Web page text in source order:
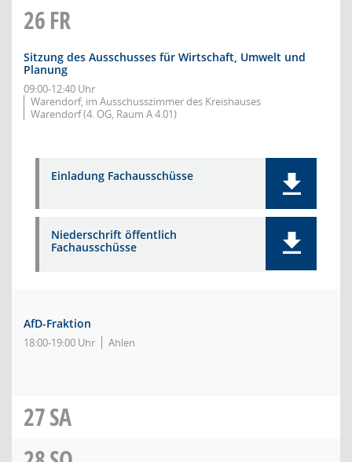
26FR
Sitzung des Ausschusses für Wirtschaft, Umwelt und
Planung
09:00-12:40 Uhr
Warendorf, im Ausschusszimmer des Kreishauses
Warendorf (4. OG, Raum A 4.01)
Einladung Fachausschüsse
Niederschrift öffentlich
Fachausschüsse
AfD-Fraktion
18:00-19:00 Uhr Ahlen
27SA